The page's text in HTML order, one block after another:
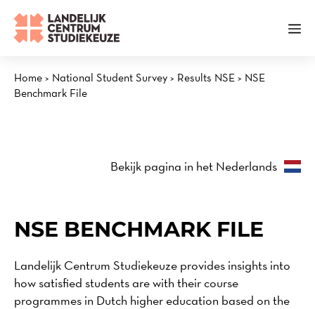
content
Home> National Student Survey> Results NSE> NSE
Benchmark File
Bekijk pagina in het Nederlands
NSE BENCHMARK FILE
Landelijk Centrum Studiekeuze provides insights into
how satisfied students are with their course
programmes in Dutch higher education based on the